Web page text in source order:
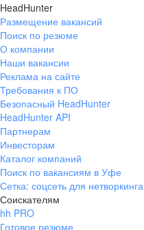
HeadHunter
Размещение вакансий
Поиск по резюме
О компании
Наши вакансии
Реклама на сайте
Требования к ПО
Безопасный HeadHunter
HeadHunter API
Партнерам
Инвесторам
Каталог компаний
Поиск по вакансиям в Уфе
Сетка: соцсеть для нетворкинга
Соискателям
hh PRO
Готовое резюме